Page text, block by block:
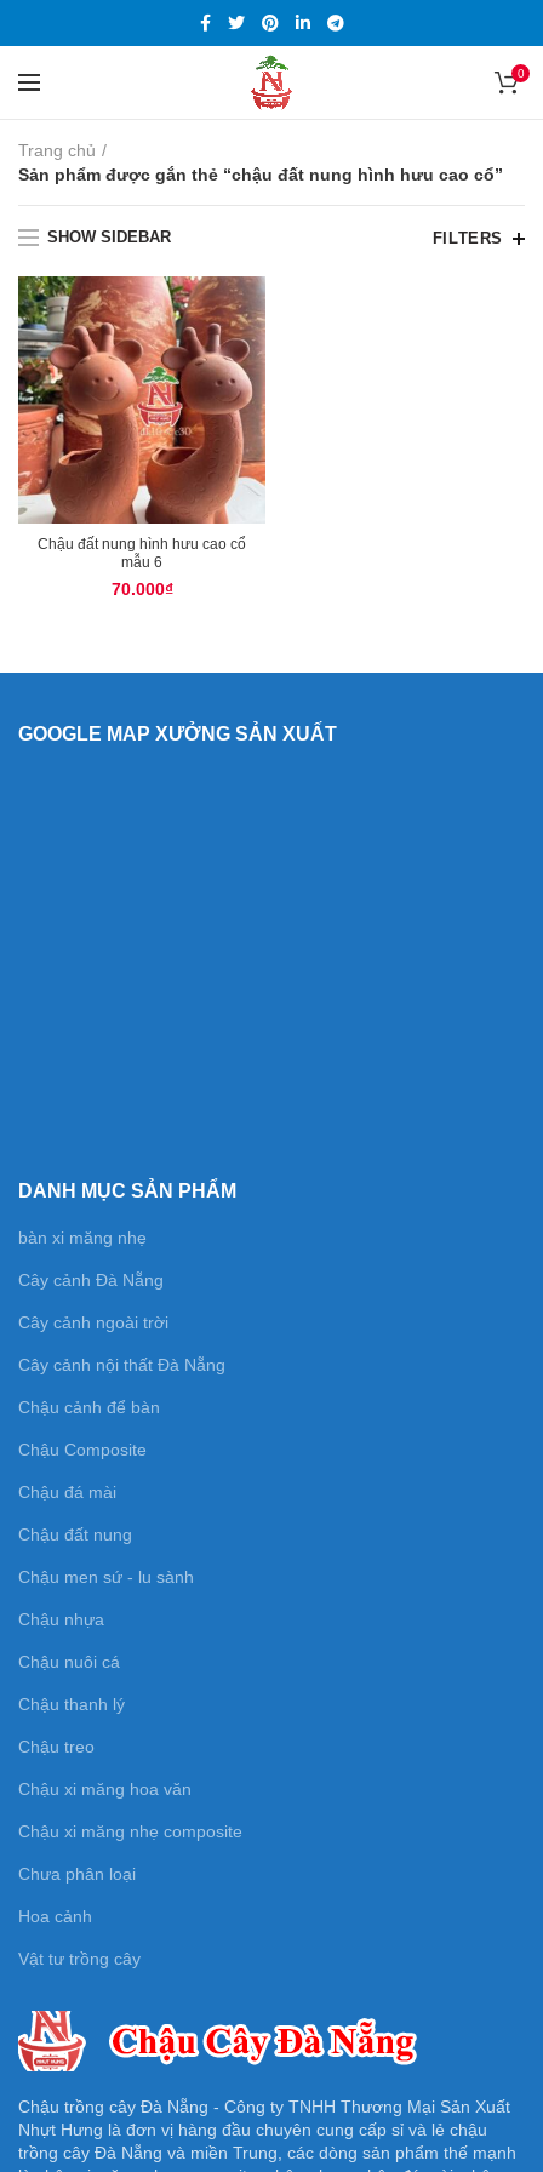
0
Trang chủ
Sản phẩm được gắn thẻ “chậu đất nung hình hưu cao cổ”
SHOW SIDEBAR FILTERS
Chậu đất nung hình hưu cao cổ
mẫu 6
70.000₫
GOOGLE MAP XƯỞNG SẢN XUẤT
DANH MỤC SẢN PHẨM
bàn xi măng nhẹ
Cây cảnh Đà Nẵng
Cây cảnh ngoài trời
Cây cảnh nội thất Đà Nẵng
Chậu cảnh để bàn
Chậu Composite
Chậu đá mài
Chậu đất nung
Chậu men sứ - lu sành
Chậu nhựa
Chậu nuôi cá
Chậu thanh lý
Chậu treo
Chậu xi măng hoa văn
Chậu xi măng nhẹ composite
Chưa phân loại
Hoa cảnh
Vật tư trồng cây
Chậu trồng cây Đà Nẵng - Công ty TNHH Thương Mại Sản Xuất
Nhựt Hưng là đơn vị hàng đầu chuyên cung cấp sỉ và lẻ chậu
trồng cây Đà Nẵng và miền Trung, các dòng sản phẩm thế mạnh